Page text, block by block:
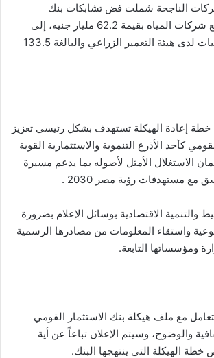
الناجحة شملت فض تشابكات بنك
الاستثمار القومي مع شركات المياه بقيمة 62.2 مليار جنيه، إلى
جانب تسوية المديونيات لدى هيئة التعمير الزراعي والبالغة 133.5
خطة إعادة الهيكلة تستهدف بشكل رئيسي تعزيز
كأحد الأذرع التنموية والاستثمارية القوية
الاستغلال الأمثل لأصوله بما يدعم مسيرة
مع مستهدفات رؤية مصر 2030 .
والتنمية الاقتصادية بوسائل الإعلام بضرورة
واستقاء المعلومات من مصادرها الرسمية
ومؤسساتها التابعة.
مع ملف هيكلة بنك الاستثمار القومي
والوضوح، وسيتم الإعلان تباعاً عن أية
الهيكلة التي ينتهجها البنك.